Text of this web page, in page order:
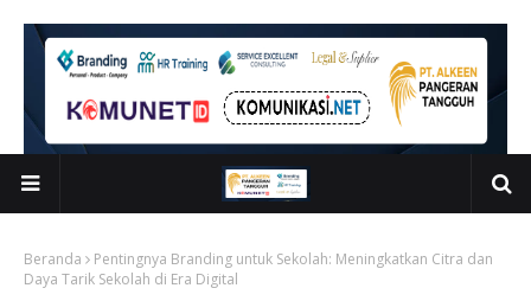
Beranda
Pentingnya Branding untuk Sekolah: Meningkatkan Citra dan
Daya Tarik Sekolah di Era Digital